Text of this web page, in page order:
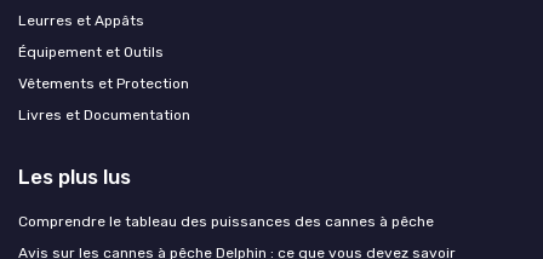
Leurres et Appâts
Équipement et Outils
Vêtements et Protection
Livres et Documentation
Les plus lus
Comprendre le tableau des puissances des cannes à pêche
Avis sur les cannes à pêche Delphin : ce que vous devez savoir